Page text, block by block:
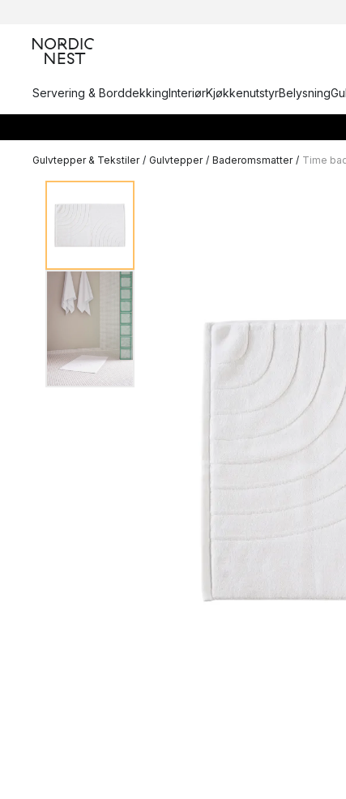
Servering & BorddekkingInteriørKjøkkenutstyrBelysning
Gulvtepper & Tekstiler / Gulvtepper / Baderomsmatter / Time